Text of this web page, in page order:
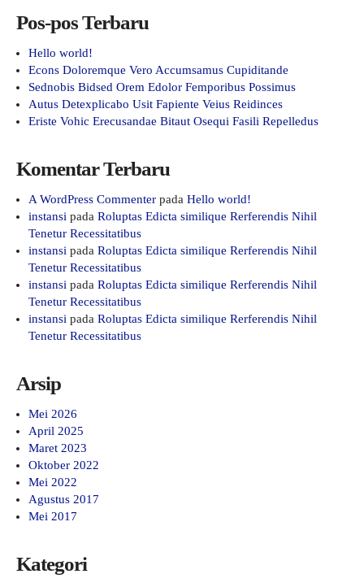
Pos-pos Terbaru
Hello world!
Econs Doloremque Vero Accumsamus Cupiditande
Sednobis Bidsed Orem Edolor Femporibus Possimus
Autus Detexplicabo Usit Fapiente Veius Reidinces
Eriste Vohic Erecusandae Bitaut Osequi Fasili Repelledus
Komentar Terbaru
A WordPress Commenter pada Hello world!
instansi pada Roluptas Edicta similique Rerferendis Nihil
Tenetur Recessitatibus
instansi pada Roluptas Edicta similique Rerferendis Nihil
Tenetur Recessitatibus
instansi pada Roluptas Edicta similique Rerferendis Nihil
Tenetur Recessitatibus
instansi pada Roluptas Edicta similique Rerferendis Nihil
Tenetur Recessitatibus
Arsip
Mei 2026
April 2025
Maret 2023
Oktober 2022
Mei 2022
Agustus 2017
Mei 2017
Kategori